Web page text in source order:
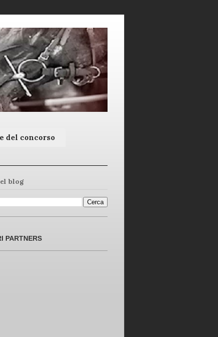
del concorso
blog
PARTNERS